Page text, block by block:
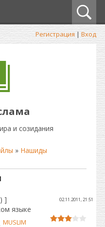
Регистрация | Вход
и созидания
» Нашиды
] 02.11.2011, 21:51
языке
MUSLIM